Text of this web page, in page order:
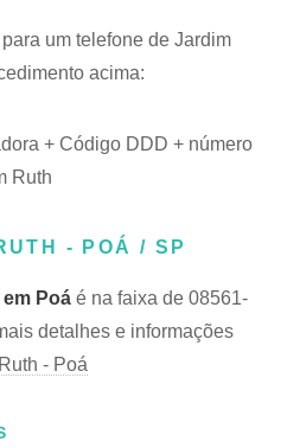
um telefone de Jardim
acima:
+ Código DDD + número
Ruth
- POÁ / SP
Poá é na faixa de 08561-
detalhes e informações
- Poá